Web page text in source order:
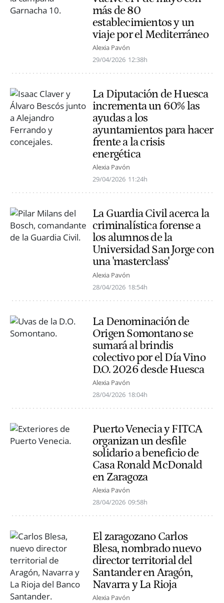
más de 80
establecimientos y un
viaje por el Mediterráneo
Alexia Pavón
29/04/2026 12:38h
La Diputación de Huesca
incrementa un 60% las
ayudas a los
ayuntamientos para hacer
frente a la crisis
energética
Alexia Pavón
29/04/2026 11:24h
La Guardia Civil acerca la
criminalística forense a
los alumnos de la
Universidad San Jorge con
una 'masterclass'
Alexia Pavón
28/04/2026 18:54h
La Denominación de
Origen Somontano se
sumará al brindis
colectivo por el Día Vino
D.O. 2026 desde Huesca
Alexia Pavón
28/04/2026 18:04h
Puerto Venecia y FITCA
organizan un desfile
solidario a beneficio de
Casa Ronald McDonald
en Zaragoza
Alexia Pavón
28/04/2026 09:58h
El zaragozano Carlos
Blesa, nombrado nuevo
director territorial del
Santander en Aragón,
Navarra y La Rioja
Alexia Pavón